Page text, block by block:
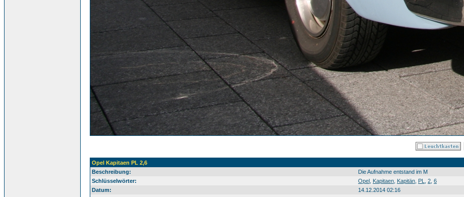
Opel Kapitaen PL 2,6
Beschreibung:
Die Aufnahme entstand im M
Schlüsselwörter:
Opel Kapitaen Kapitän PL 2 6
Datum:
14.12.2014 02:16